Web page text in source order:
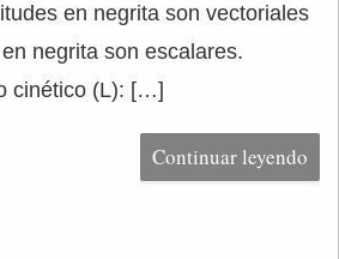
en negrita son vectoriales
negrita son escalares.
cinético (L): […]
Continuar leyendo